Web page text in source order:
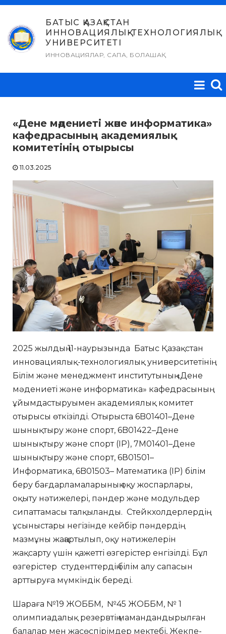
Skip
content
БАТЫС ҚАЗАҚСТАН
ИННОВАЦИЯЛЫҚ-ТЕХНОЛОГИЯЛЫҚ
УНИВЕРСИТЕТІ
ИННОВАЦИЯЛАР, САПА, БОЛАШАҚ
«Дене мәдениеті және информатика»
кафедрасының академиялық
комитетінің отырысы
11.03.2025
2025 жылдың 11-наурызында Батыс Қазақстан
инновациялық-технологиялық университетінің
Білім және менеджмент институтының «Дене
мәдениеті және информатика» кафедрасының
ұйымдастыруымен академиялық комитет
отырысы өткізілді. Отырыста 6B01401–Дене
шынықтыру және спорт, 6B01422–Дене
шынықтыру және спорт (IP), 7М01401–Дене
шынықтыру және спорт, 6В01501–
Информатика, 6B01503– Математика (IP) білім
беру бағдарламаларының оқу жоспарлары,
оқыту нәтижелері, пәндер және модульдер
сипаттамасы талқыланды. Стейкхолдерлердің
ұсыныстары негізінде кейбір пәндердің
мазмұны жаңартылып, оқу нәтижелерін
жақсарту үшін қажетті өзгерістер енгізілді. Бұл
өзгерістер студенттердің білім алу сапасын
арттыруға мүмкіндік береді.
Шараға №19 ЖОББМ, №45 ЖОББМ, № 1
олимпиадалық резервтің мамандандырылған
балалар мен жасөспірімдер мектебі, Жекпе-